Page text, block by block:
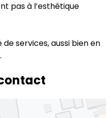
pas à l’esthétique
services, aussi bien en